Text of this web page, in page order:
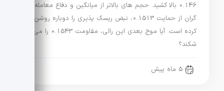
0.146 بالا کشید. حجم های بالاتر از میانگین و دفاع معامله
گران از حمایت 0.1513، نبض ریسک پذیری را دوباره روشن
کرده است. آیا موج بعدی این رالی، مقاومت 0.1543 را می
شکند؟
5 ماه پیش